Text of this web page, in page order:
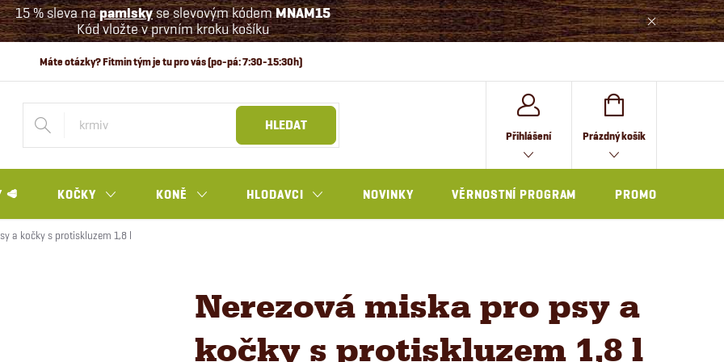
15 % sleva napamlskyse slevovým kódemMNAM15
Kód vložte v prvním kroku košíku
HLEDAT
Přihlášení
NÁKUPNÍ
KOŠÍK
Prázdný košík
🥩 KOČKY KONĚ HLODAVCI NOVINKY VĚRNOSTNÍ PROGRAM PROMO
a kočky s protiskluzem 1,8 l
Nerezová miska pro psy a
kočky s protiskluzem 1,8 l